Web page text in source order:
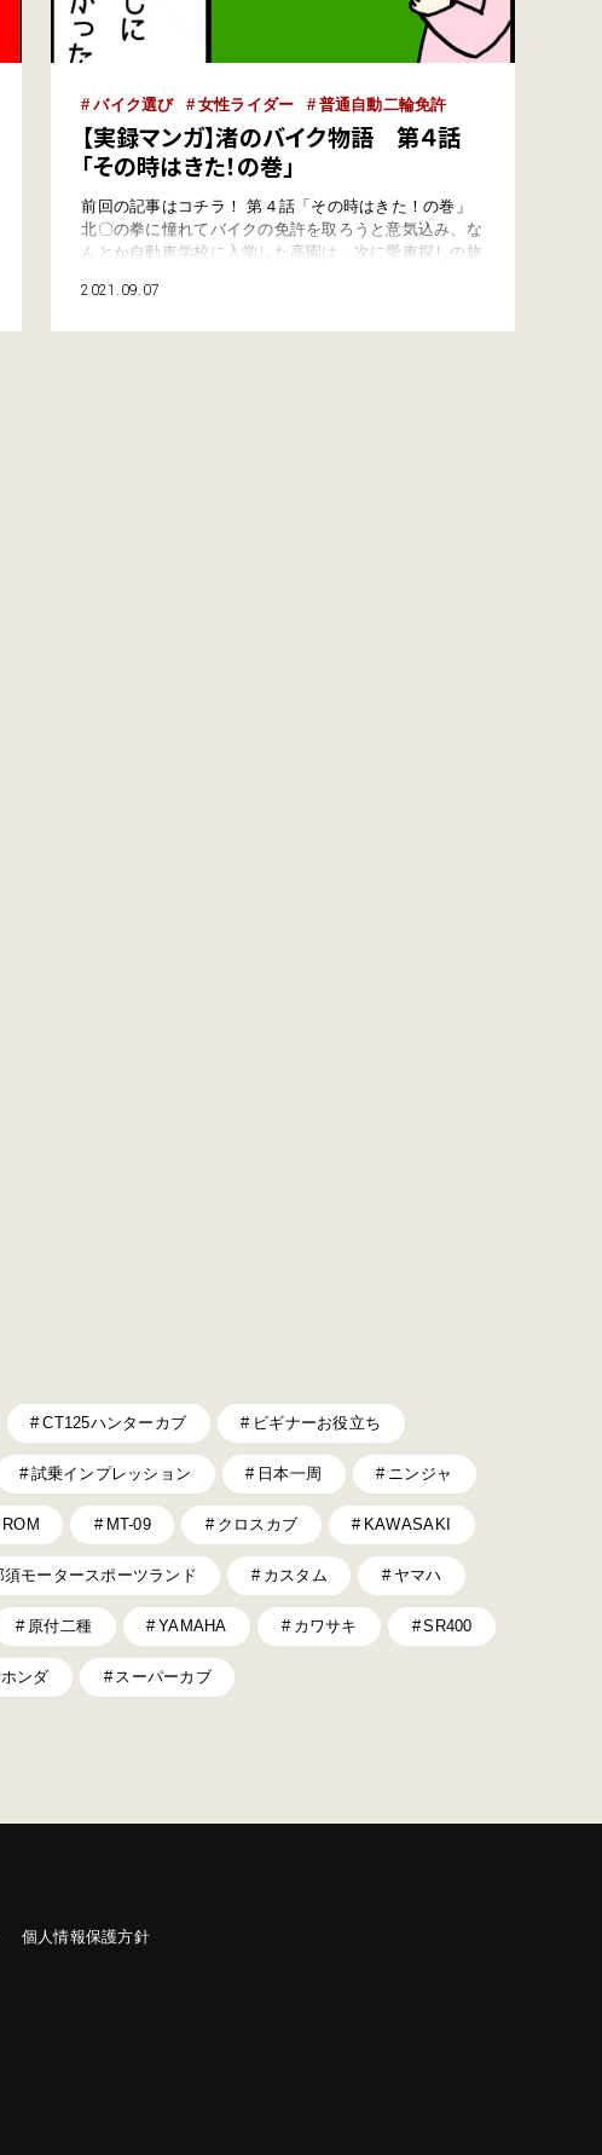
バイク選び 女性ライダー 普通自動二輪免許
【実録マンガ】渚のバイク物語 第４話
「その時はきた！の巻」
前回の記事はコチラ！ 第４話「その時はきた！の巻」
北〇の拳に憧れてバイクの免許を取ろうと意気込み、な
んとか自動車学校に入学した高園は、次に愛車探しの旅
と見つけたバイク屋さんに入ってみた１軒目！ 強面の
2021.09.07
CT125ハンターカブ ビギナーお役立ち
試乗インプレッション 日本一周 ニンジャ
ROM MT-09 クロスカブ KAWASAKI
須モータースポーツランド カスタム ヤマハ
原付二種 YAMAHA カワサキ SR400
ホンダ スーパーカブ
個人情報保護方針